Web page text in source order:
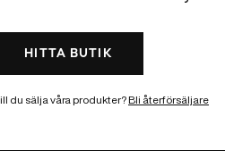
HITTA BUTIK
du sälja våra produkter?Bli återförsäljare